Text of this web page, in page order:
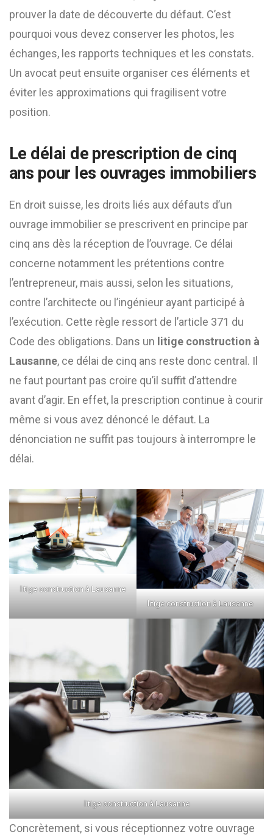
prouver la date de découverte du défaut. C’est
pourquoi vous devez conserver les photos, les
échanges, les rapports techniques et les constats.
Un avocat peut ensuite organiser ces éléments et
éviter les approximations qui fragilisent votre
position.
Le délai de prescription de cinq
ans pour les ouvrages immobiliers
En droit suisse, les droits liés aux défauts d’un
ouvrage immobilier se prescrivent en principe par
cinq ans dès la réception de l’ouvrage. Ce délai
concerne notamment les prétentions contre
l’entrepreneur, mais aussi, selon les situations,
contre l’architecte ou l’ingénieur ayant participé à
l’exécution. Cette règle ressort de l’article 371 du
Code des obligations. Dans un litige construction à
Lausanne, ce délai de cinq ans reste donc central. Il
ne faut pourtant pas croire qu’il suffit d’attendre
avant d’agir. En effet, la prescription continue à courir
même si vous avez dénoncé le défaut. La
dénonciation ne suffit pas toujours à interrompre le
délai.
litige construction à Lausanne
litige construction à Lausanne
litige construction à Lausanne
Concrètement, si vous réceptionnez votre ouvrage